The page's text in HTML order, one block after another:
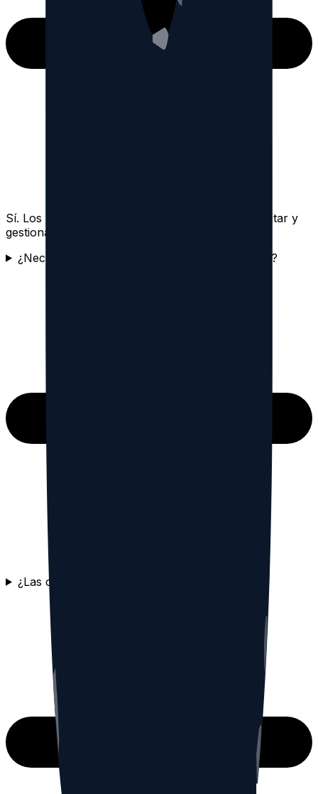
Sí. Los planes pagos compatibles permiten conectar y
gestionar hasta 3 cuentas de Threads.
¿Necesito compartir mi contraseña de Threads?
¿Las colas están separadas por cuenta?